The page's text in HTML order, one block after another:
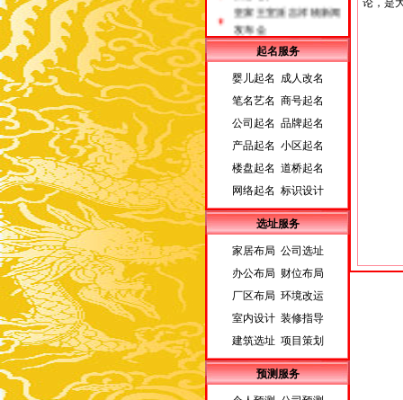
发布会
北京贵名轩信息咨询中
心为客户放生祈福大型
活动
美国广播公司采访尚先
生
起名服务
婴儿起名 成人改名
笔名艺名 商号起名
公司起名 品牌起名
产品起名 小区起名
楼盘起名 道桥起名
网络起名 标识设计
选址服务
家居布局 公司选址
办公布局 财位布局
厂区布局 环境改运
室内设计 装修指导
建筑选址 项目策划
预测服务
论，是